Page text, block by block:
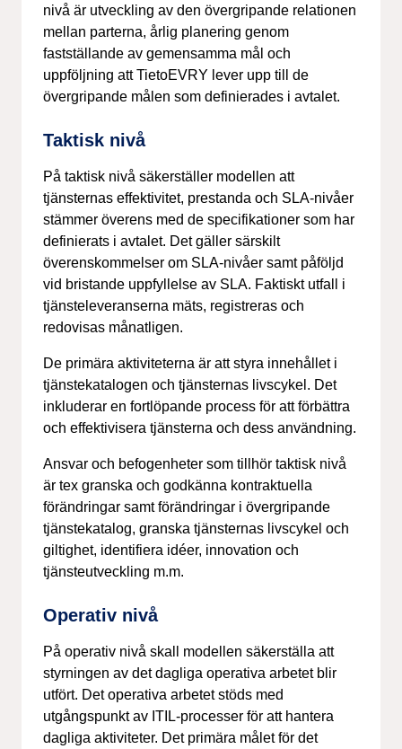
nivå är utveckling av den övergripande relationen
mellan parterna, årlig planering genom
fastställande av gemensamma mål och
uppföljning att TietoEVRY lever upp till de
övergripande målen som definierades i avtalet.
Taktisk nivå
På taktisk nivå säkerställer modellen att
tjänsternas effektivitet, prestanda och SLA-nivåer
stämmer överens med de specifikationer som har
definierats i avtalet. Det gäller särskilt
överenskommelser om SLA-nivåer samt påföljd
vid bristande uppfyllelse av SLA. Faktiskt utfall i
tjänsteleveranserna mäts, registreras och
redovisas månatligen.
De primära aktiviteterna är att styra innehållet i
tjänstekatalogen och tjänsternas livscykel. Det
inkluderar en fortlöpande process för att förbättra
och effektivisera tjänsterna och dess användning.
Ansvar och befogenheter som tillhör taktisk nivå
är tex granska och godkänna kontraktuella
förändringar samt förändringar i övergripande
tjänstekatalog, granska tjänsternas livscykel och
giltighet, identifiera idéer, innovation och
tjänsteutveckling m.m.
Operativ nivå
På operativ nivå skall modellen säkerställa att
styrningen av det dagliga operativa arbetet blir
utfört. Det operativa arbetet stöds med
utgångspunkt av ITIL-processer för att hantera
dagliga aktiviteter. Det primära målet för det